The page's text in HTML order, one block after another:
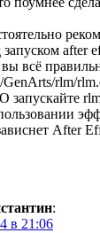
after
всё
rlm/
After
:
в 21:06